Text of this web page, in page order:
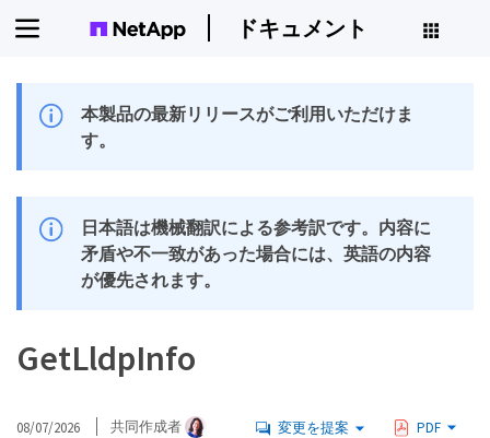
ドキュメント
本製品の最新リリースがご利用いただけま
す。
日本語は機械翻訳による参考訳です。内容に
矛盾や不一致があった場合には、英語の内容
が優先されます。
GetLldpInfo
08/07/2026 共同作成者 変更を提案 PDF